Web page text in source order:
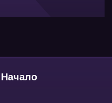
Начало